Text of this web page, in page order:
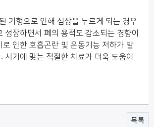
기형으로 인해 심장을 누르게 되는 경우
성장하면서 폐의 용적도 감소되는 경향이
로 인한 호흡곤란 및 운동기능 저하가 발
. 시기에 맞는 적절한 치료가 더욱 도움이
목록